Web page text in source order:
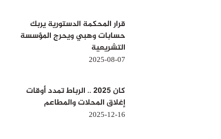
قرار المحكمة الدستورية يربك
حسابات وهبي ويحرج المؤسسة
التشريعية
2025-08-07
كان 2025 .. الرباط تمدد أوقات
إغلاق المحلات والمطاعم
2025-12-16